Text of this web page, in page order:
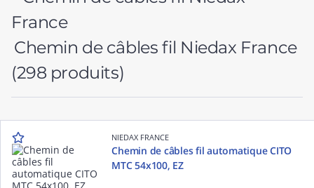
Chemin de câbles fil Niedax France
(298 produits)
NIEDAX FRANCE
Chemin de câbles fil automatique CITO
MTC 54x100, EZ